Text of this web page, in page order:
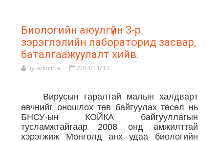
Биологийн аюулгүйн 3-р
зэрэглэлийн лабораторид засвар,
баталгаажуулалт хийв.
By admin.a 2014/11/13
Вирусын гаралтай малын халдварт
өвчнийг оношлох төв байгуулах төсөл нь
БНСУ-ын КОЙКА байгууллагын
тусламжтайгаар 2008 онд амжилттай
хэрэгжиж Монголд анх удаа биологийн